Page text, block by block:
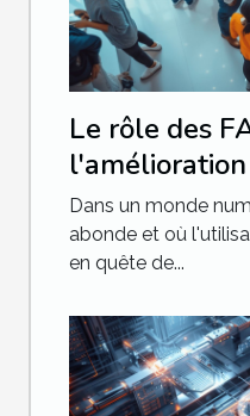
Le rôle des
utilisateur
Dans un monde
abonde et où
en quête de...